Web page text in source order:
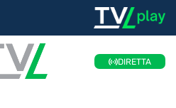
DIRETTA